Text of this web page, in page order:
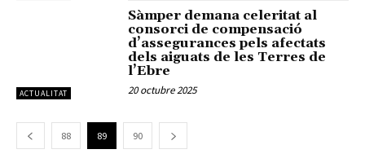
ACTUALITAT
Sàmper demana celeritat al
consorci de compensació
d’assegurances pels afectats
dels aiguats de les Terres de
l’Ebre
20 octubre 2025
88 89 90